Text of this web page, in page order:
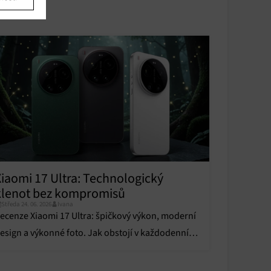
aktivní
aktivní
17 Ultra: Technologický
bez kompromisů
Středa 24. 06. 2026 Ivana
Xiaomi 17 Ultra: špičkový výkon, moderní
a výkonné foto. Jak obstojí v každodenním